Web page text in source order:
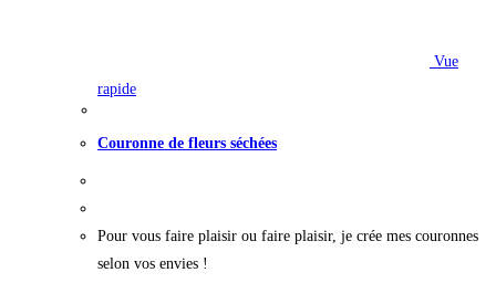
Vue
rapide
Couronne de fleurs séchées
Pour vous faire plaisir ou faire plaisir, je crée mes couronnes
selon vos envies !